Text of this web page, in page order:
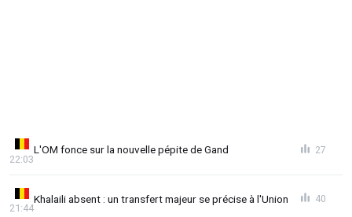
L'OM fonce sur la nouvelle pépite de Gand
22:03
27
Khalaili absent : un transfert majeur se précise à l'Union
21:44
40